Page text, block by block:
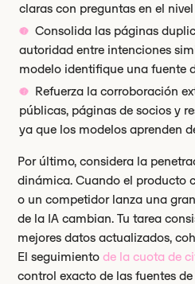
claras con preguntas en el
Consolida las páginas
autoridad entre intenciones
modelo identifique una fuente
Refuerza la corroboración
públicas, páginas de socios y
ya que los modelos aprenden
Por último, considera la
dinámica. Cuando el producto
o un competidor lanza una
de la IA cambian. Tu tarea
mejores datos actualizados,
El seguimientode la cuota de
control exacto de las fuentes